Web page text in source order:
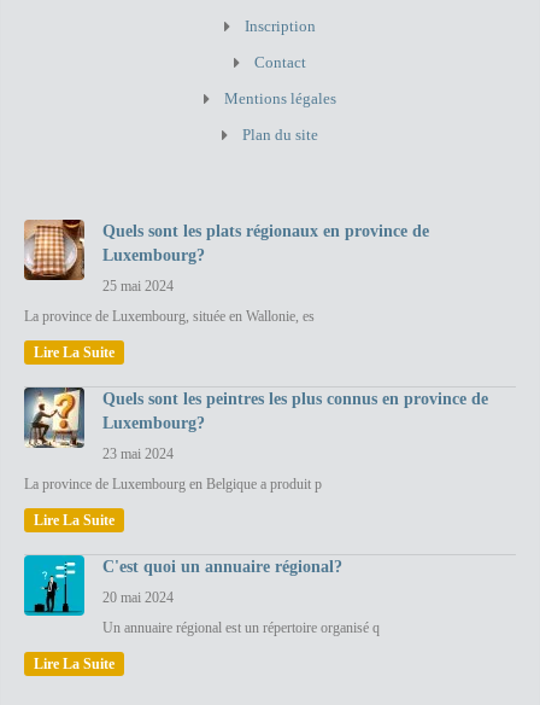
Inscription
Contact
Mentions légales
Plan du site
Quels sont les plats régionaux en province de
Luxembourg?
25 mai 2024
La province de Luxembourg, située en Wallonie, es
Lire La Suite
Quels sont les peintres les plus connus en province de
Luxembourg?
23 mai 2024
La province de Luxembourg en Belgique a produit p
Lire La Suite
C'est quoi un annuaire régional?
20 mai 2024
Un annuaire régional est un répertoire organisé q
Lire La Suite